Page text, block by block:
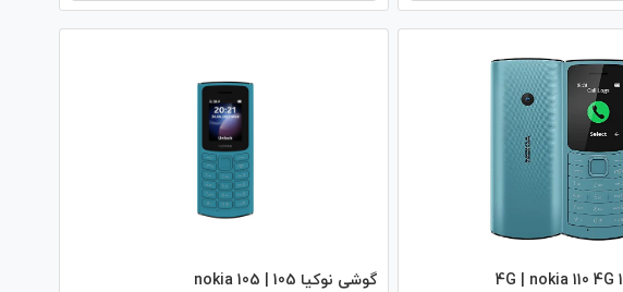
گوشی نوکیا 105 | nokia 105